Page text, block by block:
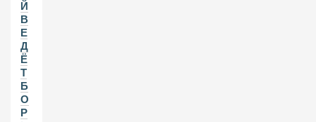
Й
В
Е
Д
Ё
Т
Б
О
Р